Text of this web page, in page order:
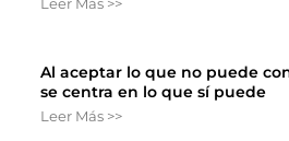
Al aceptar lo que no puede
se centra en lo que sí puede
Leer Más >>